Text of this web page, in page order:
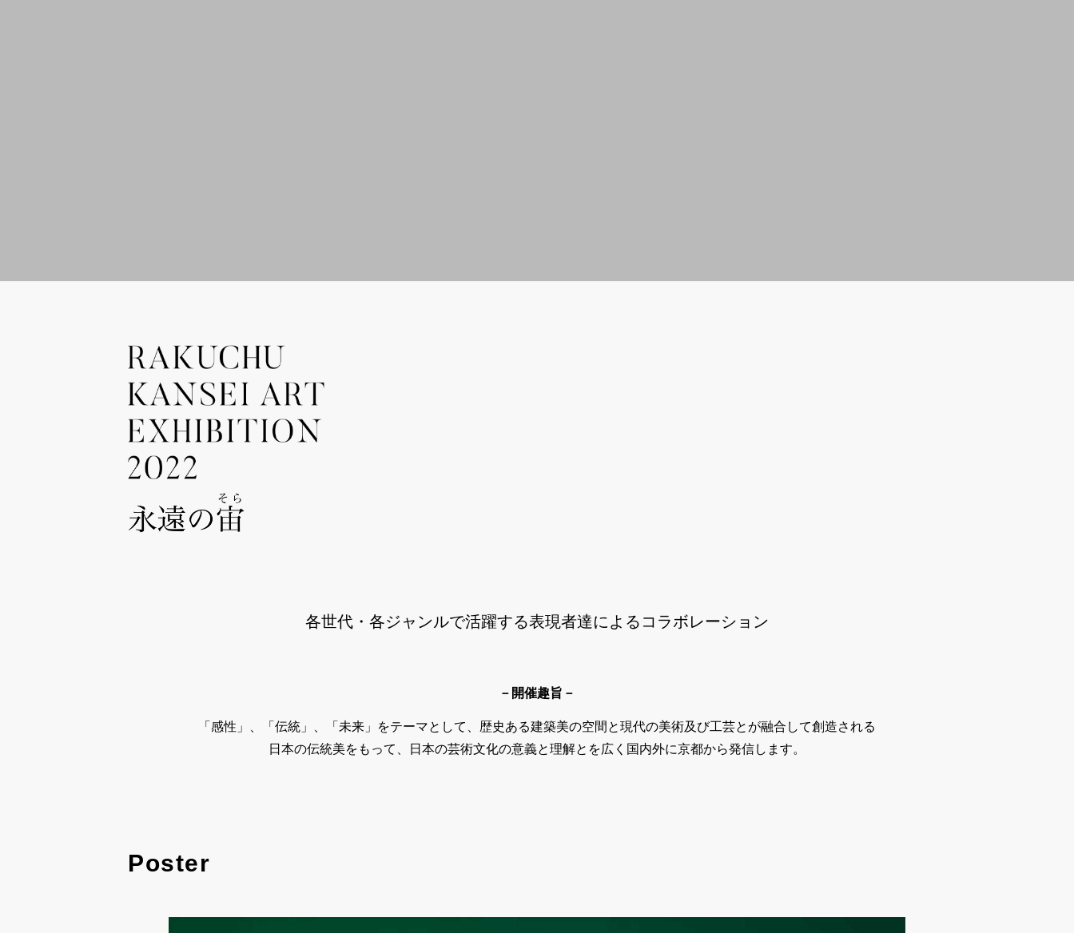
各世代・各ジャンルで活躍する表現者達によるコラボレーション
－開催趣旨－
「感性」、「伝統」、「未来」をテーマとして、歴史ある建築美の空間と現代の美術及び工芸とが融合して創造される
日本の伝統美をもって、日本の芸術文化の意義と理解とを広く国内外に京都から発信します。
Poster